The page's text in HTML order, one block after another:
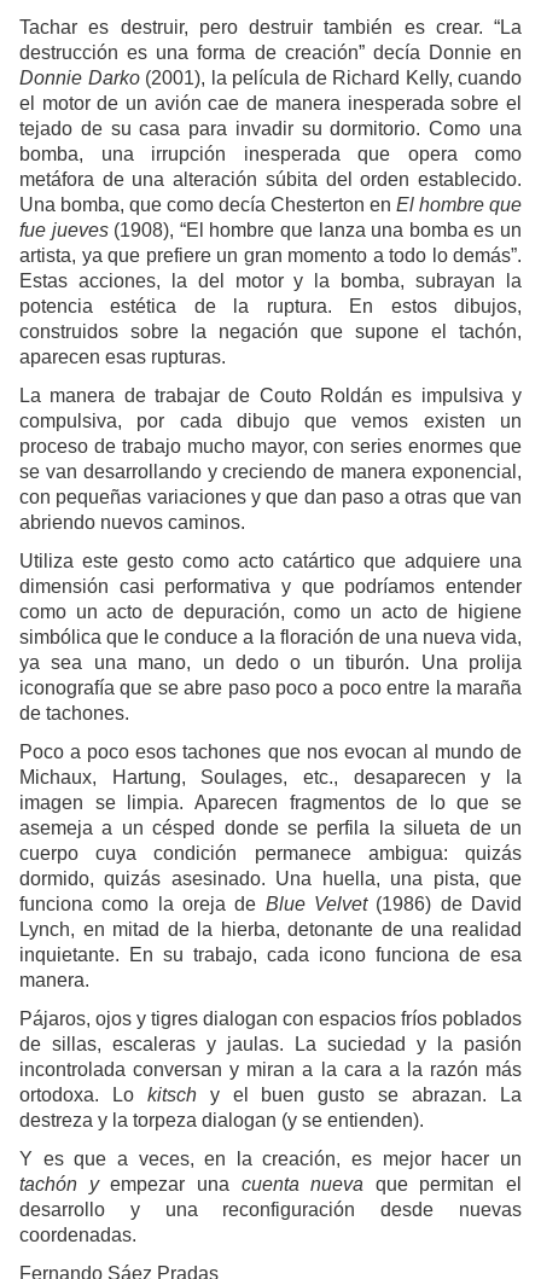
Tachar es destruir, pero destruir también es crear. “La
destrucción es una forma de creación” decía Donnie en
Donnie Darko(2001), la película de Richard Kelly, cuando
el motor de un avión cae de manera inesperada sobre el
tejado de su casa para invadir su dormitorio. Como una
bomba, una irrupción inesperada que opera como
metáfora de una alteración súbita del orden establecido.
Una bomba, que como decía Chesterton en El hombre que
fue jueves(1908), “El hombre que lanza una bomba es un
artista, ya que prefiere un gran momento a todo lo demás”.
Estas acciones, la del motor y la bomba, subrayan la
potencia estética de la ruptura. En estos dibujos,
construidos sobre la negación que supone el tachón,
aparecen esas rupturas.
La manera de trabajar de Couto Roldán es impulsiva y
compulsiva, por cada dibujo que vemos existen un
proceso de trabajo mucho mayor, con series enormes que
se van desarrollando y creciendo de manera exponencial,
con pequeñas variaciones y que dan paso a otras que van
abriendo nuevos caminos.
Utiliza este gesto como acto catártico que adquiere una
dimensión casi performativa y que podríamos entender
como un acto de depuración, como un acto de higiene
simbólica que le conduce a la floración de una nueva vida,
ya sea una mano, un dedo o un tiburón. Una prolija
iconografía que se abre paso poco a poco entre la maraña
de tachones.
Poco a poco esos tachones que nos evocan al mundo de
Michaux, Hartung, Soulages, etc., desaparecen y la
imagen se limpia. Aparecen fragmentos de lo que se
asemeja a un césped donde se perfila la silueta de un
cuerpo cuya condición permanece ambigua: quizás
dormido, quizás asesinado. Una huella, una pista, que
funciona como la oreja de Blue Velvet(1986) de David
Lynch, en mitad de la hierba, detonante de una realidad
inquietante. En su trabajo, cada icono funciona de esa
manera.
Pájaros, ojos y tigres dialogan con espacios fríos poblados
de sillas, escaleras y jaulas. La suciedad y la pasión
incontrolada conversan y miran a la cara a la razón más
ortodoxa. Lo kitschy el buen gusto se abrazan. La
destreza y la torpeza dialogan (y se entienden).
Y es que a veces, en la creación, es mejor hacer un
tachón
yempezar una cuenta nueva que permitan el
desarrollo y una reconfiguración desde nuevas
coordenadas.
Fernando Sáez Pradas